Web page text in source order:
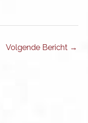
Volgende Bericht →